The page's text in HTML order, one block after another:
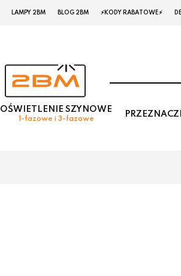
LAMPY 2BM BLOG 2BM ⚡KODY RABATOWE⚡
OŚWIETLENIE SZYNOWE
1-fazowe i 3-fazowe